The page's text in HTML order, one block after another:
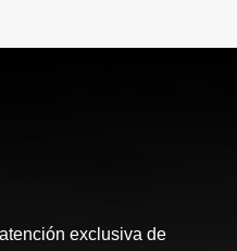
exclusiva de